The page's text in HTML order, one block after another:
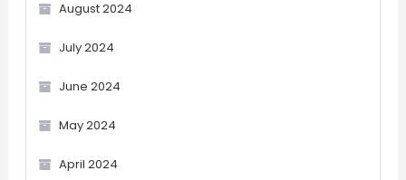
August 2024
July 2024
June 2024
May 2024
April 2024